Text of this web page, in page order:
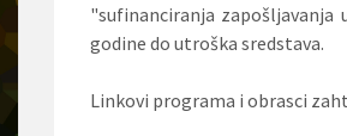
"sufinanciranja zapošljavanja
godine do utroška sredstava.
Linkovi programa i obrasci